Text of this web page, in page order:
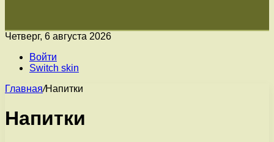
Четверг, 6 августа 2026
Войти
Switch skin
Главная/Напитки
Напитки